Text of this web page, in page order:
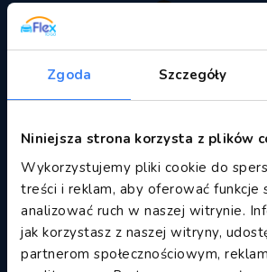
Zgoda Szczegóły
Niniejsza strona korzysta z plików
Wykorzystujemy pliki cookie do
treści i reklam, aby oferować funkcje
analizować ruch w naszej witrynie.
jak korzystasz z naszej witryny,
partnerom społecznościowym,
Greece
Italy
Montenegro
Morocco
Poland
Saint Martin
Serbia
Spain